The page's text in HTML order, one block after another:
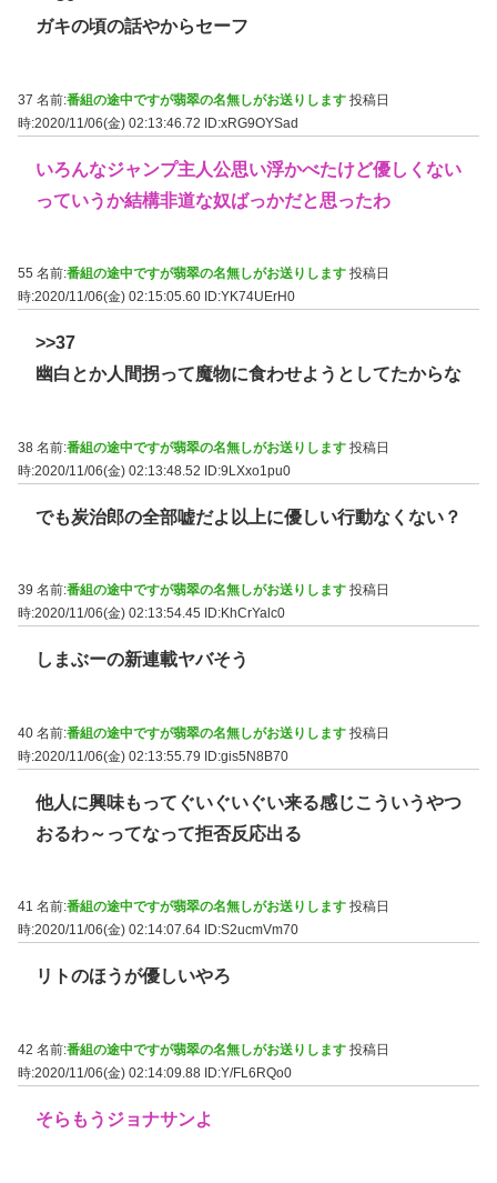
ガキの頃の話やからセーフ
37 名前:番組の途中ですが翡翠の名無しがお送りします 投稿日
時:2020/11/06(金) 02:13:46.72 ID:xRG9OYSad
いろんなジャンプ主人公思い浮かべたけど優しくない
っていうか結構非道な奴ばっかだと思ったわ
55 名前:番組の途中ですが翡翠の名無しがお送りします 投稿日
時:2020/11/06(金) 02:15:05.60 ID:YK74UErH0
>>37
幽白とか人間拐って魔物に食わせようとしてたからな
38 名前:番組の途中ですが翡翠の名無しがお送りします 投稿日
時:2020/11/06(金) 02:13:48.52 ID:9LXxo1pu0
でも炭治郎の全部嘘だよ以上に優しい行動なくない？
39 名前:番組の途中ですが翡翠の名無しがお送りします 投稿日
時:2020/11/06(金) 02:13:54.45
ID:KhCrYalc0
しまぶーの新連載ヤバそう
40 名前:番組の途中ですが翡翠の名無しがお送りします 投稿日
時:2020/11/06(金) 02:13:55.79 ID:gis5N8B70
他人に興味もってぐいぐいぐい来る感じこういうやつ
おるわ～ってなって拒否反応出る
41 名前:番組の途中ですが翡翠の名無しがお送りします 投稿日
時:2020/11/06(金) 02:14:07.64 ID:S2ucmVm70
リトのほうが優しいやろ
42 名前:番組の途中ですが翡翠の名無しがお送りします 投稿日
時:2020/11/06(金) 02:14:09.88 ID:Y/FL6RQo0
そらもうジョナサンよ